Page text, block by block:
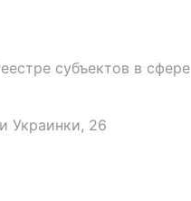
субъектов в сфере
Украинки, 26